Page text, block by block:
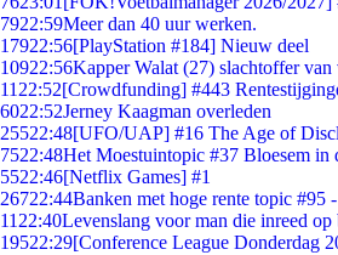
7922:59Meer dan 40 uur werken.
17922:56[PlayStation #184] Nieuw deel
10922:56Kapper Walat (27) slachtoffer van
11 22:52[Crowdfunding] #443
6022:52Jerney Kaagman overleden
25522:48[UFO/UAP] #16 The Age of
7522:48Het Moestuintopic #37 Bloesem in
5522:46[Netflix Games] #1
26722:44Banken met hoge rente topic #95
11 22:40Levenslang voor man die inreed
19522:29[Conference League Donderdag